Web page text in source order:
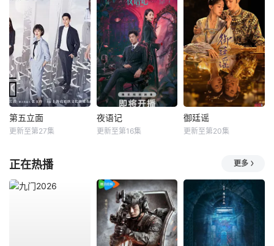
第五立面
更新至第27集
夜语记
更新至第16集
御廷谣
更新至第20集
正在热播 更多